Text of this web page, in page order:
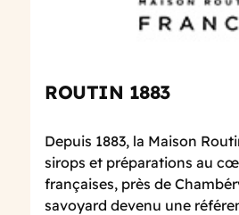
ROUTIN 1883
Depuis 1883, la Maison
sirops et préparations au
françaises, près de
savoyard devenu une